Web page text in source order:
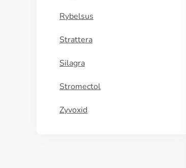
Rybelsus
Strattera
Silagra
Stromectol
Zyvoxid